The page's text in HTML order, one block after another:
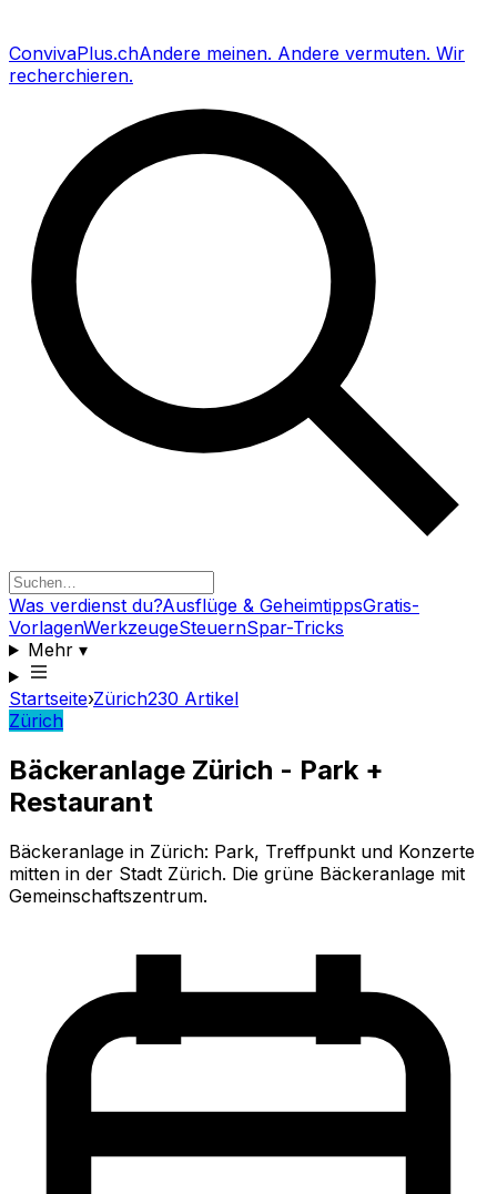
ConvivaPlus.chAndere meinen. Andere vermuten. Wir
recherchieren.
Was verdienst du?Ausflüge & GeheimtippsGratis-
VorlagenWerkzeugeSteuernSpar-Tricks
Mehr▾
Startseite›Zürich230 Artikel
Zürich
Bäckeranlage Zürich - Park +
Restaurant
Bäckeranlage in Zürich: Park, Treffpunkt und Konzerte
mitten in der Stadt Zürich. Die grüne Bäckeranlage mit
Gemeinschaftszentrum.